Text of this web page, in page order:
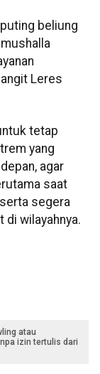
beliung
Leres
tetap
yang
agar
saat
segera
wilayahnya.
atau
izin tertulis dari